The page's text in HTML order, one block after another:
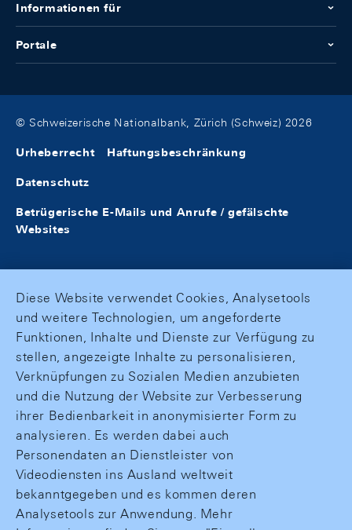
Informationen für
Portale
© Schweizerische Nationalbank, Zürich (Schweiz) 2026
Urheberrecht Haftungsbeschränkung
Datenschutz
Betrügerische E-Mails und Anrufe / gefälschte
Websites
Diese Website verwendet Cookies, Analysetools
und weitere Technologien, um angeforderte
Funktionen, Inhalte und Dienste zur Verfügung zu
stellen, angezeigte Inhalte zu personalisieren,
Verknüpfungen zu Sozialen Medien anzubieten
und die Nutzung der Website zur Verbesserung
ihrer Bedienbarkeit in anonymisierter Form zu
analysieren. Es werden dabei auch
Personendaten an Dienstleister von
Videodiensten ins Ausland weltweit
bekanntgegeben und es kommen deren
Analysetools zur Anwendung. Mehr